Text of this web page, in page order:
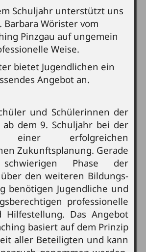
Schuljahr unterstützt uns
Barbara Wörister vom
Pinzgau auf ungemein
Weise.
bietet Jugendlichen ein
Angebot an.
und Schülerinnen der
ab dem 9. Schuljahr bei der
einer erfolgreichen
Zukunftsplanung. Gerade
Phase der
den weiteren Bildungs-
benötigen Jugendliche und
professionelle
Hilfestellung. Das Angebot
basiert auf dem Prinzip
aller Beteiligten und kann